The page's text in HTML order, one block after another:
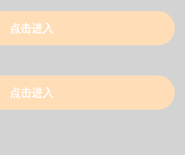
点击进入
点击进入